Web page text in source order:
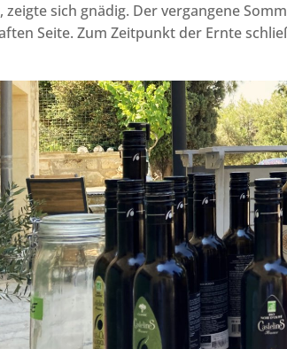
zeigte sich gnädig. Der vergangene
Seite. Zum Zeitpunkt der Ernte